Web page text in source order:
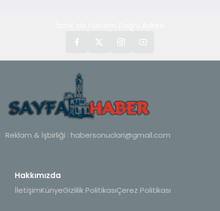
Reklam & İşbirliği : habersonuclari@gmail.com
Hakkımızda
İletişimKünyeGizlilik PolitikasıÇerez Politikası